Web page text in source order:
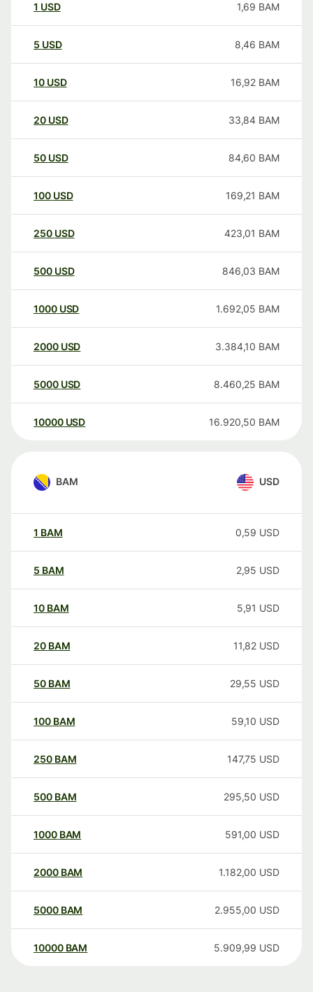
1 USD 1,69 BAM
5 USD 8,46 BAM
10 USD 16,92 BAM
20 USD 33,84 BAM
50 USD 84,60 BAM
100 USD 169,21 BAM
250 USD 423,01 BAM
500 USD 846,03 BAM
1000 USD 1.692,05 BAM
2000 USD 3.384,10 BAM
5000 USD 8.460,25 BAM
10000 USD 16.920,50 BAM
BAM USD
1 BAM 0,59 USD
5 BAM 2,95 USD
10 BAM 5,91 USD
20 BAM 11,82 USD
50 BAM 29,55 USD
100 BAM 59,10 USD
250 BAM 147,75 USD
500 BAM 295,50 USD
1000 BAM 591,00 USD
2000 BAM 1.182,00 USD
5000 BAM 2.955,00 USD
10000 BAM 5.909,99 USD